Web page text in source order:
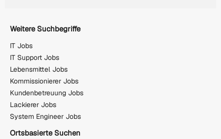
Weitere Suchbegriffe
IT Jobs
IT Support Jobs
Lebensmittel Jobs
Kommissionierer Jobs
Kundenbetreuung Jobs
Lackierer Jobs
System Engineer Jobs
Ortsbasierte Suchen